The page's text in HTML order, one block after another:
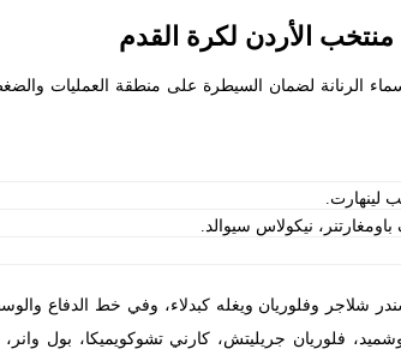
الأردن لكرة القدم
الرنانة لضمان السيطرة على منطقة العمليات
لينهارت.
نيكولاس سيوالد.
شلاجر وفلوريان ويغله كبدلاء، وفي خط الدفاع
فلوريان جريليتش، كارني تشوكويميكا، بول